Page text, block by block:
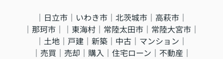
｜日立市｜いわき市｜北茨城市｜高萩市｜
｜那珂市｜｜東海村｜常陸太田市｜常陸大宮市｜
｜土地｜戸建｜新築｜中古｜マンション｜
｜売買｜売却｜購入｜住宅ローン｜不動産｜